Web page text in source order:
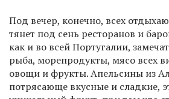
Под вечер, конечно, всех
тянет под сень ресторанов и
как и во всей Португалии,
рыба, морепродукты, мясо всех
овощи и фрукты. Апельсины из
потрясающе вкусные и сладкие,